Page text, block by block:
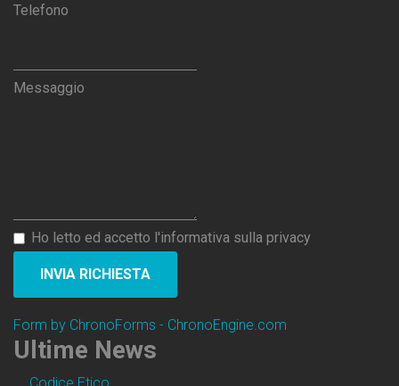
Telefono
Messaggio
Ho letto ed accetto l'informativa sulla privacy
INVIA RICHIESTA
Form by ChronoForms - ChronoEngine.com
Ultime News